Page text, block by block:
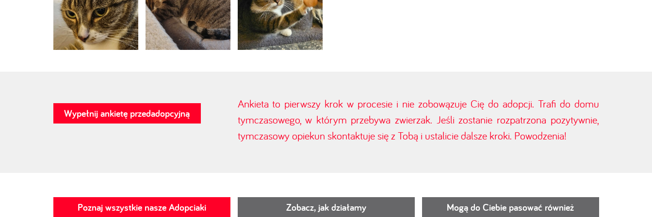
Wypełnij ankietę przedadopcyjną
Ankieta to pierwszy krok w procesie i nie zobowązuje Cię do adopcji. Trafi do domu
tymczasowego, w którym przebywa zwierzak. Jeśli zostanie rozpatrzona pozytywnie,
tymczasowy opiekun skontaktuje się z Tobą i ustalicie dalsze kroki. Powodzenia!
Poznaj wszystkie nasze Adopciaki Zobacz, jak działamy Mogą do Ciebie pasować również